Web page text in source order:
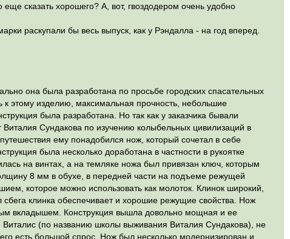
сказать хорошего? А, вот, гвоздодером очень удобно
раскупали бы весь выпуск, как у Рэндалла - на год вперед.
она была разработана по просьбе городских спасательных
этому изделию, максимальная прочность, небольшие
была разработана. Но так как у заказчика бывали
Сундакова по изучению колыбельных цивилизаций в
ему понадобился нож, который сочетал в себе
была несколько доработана в частности в рукоятке
на винтах, а на темляке ножа был привязан ключ, которым
8 мм в обухе, в передней части на подъеме режущей
которое можно использовать как молоток. Клинок широкий,
клинка обеспечивает и хорошие режущие свойства. Нож
вкладышем. Конструкция вышла довольно мощная и ее
(по названию школы выживания Виталия Сундакова), не
есть большой спрос. Нож был несколько модернизирован и